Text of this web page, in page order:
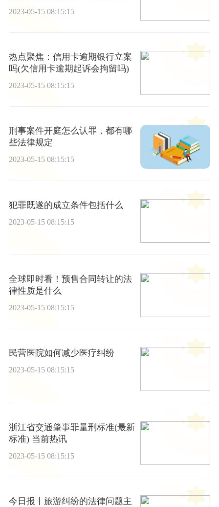
2023-05-15 08:15:15
热点聚焦：信用卡逾期银行立案
吗(欠信用卡逾期起诉会拘留吗)
2023-05-15 08:15:15
刑事案件开庭怎么认罪，都有哪
些法律规定
2023-05-15 08:15:15
犯罪既遂的成立条件包括什么
2023-05-15 08:15:15
全球即时看！预售合同转让的法
律性质是什么
2023-05-15 08:15:15
民营医院如何减少医疗纠纷
2023-05-15 08:15:15
浙江省交通肇事罪量刑标准(最新
标准) 当前热讯
2023-05-15 08:15:15
今日报丨旅游纠纷的法律问题主